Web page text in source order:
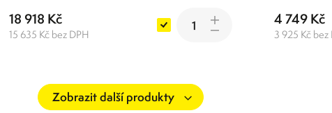
18 918 Kč
15 635 Kč bez DPH
4 749 Kč
3 925 Kč bez